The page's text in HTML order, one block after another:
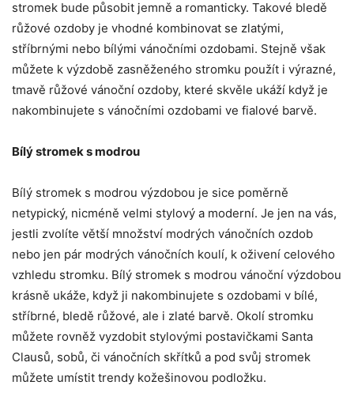
stromek bude působit jemně a romanticky. Takové bledě
růžové ozdoby je vhodné kombinovat se zlatými,
stříbrnými nebo bílými vánočními ozdobami. Stejně však
můžete k výzdobě zasněženého stromku použít i výrazné,
tmavě růžové vánoční ozdoby, které skvěle ukáží když je
nakombinujete s vánočními ozdobami ve fialové barvě.
Bílý stromek s modrou
Bílý stromek s modrou výzdobou je sice poměrně
netypický, nicméně velmi stylový a moderní. Je jen na vás,
jestli zvolíte větší množství modrých vánočních ozdob
nebo jen pár modrých vánočních koulí, k oživení celového
vzhledu stromku. Bílý stromek s modrou vánoční výzdobou
krásně ukáže, když ji nakombinujete s ozdobami v bílé,
stříbrné, bledě růžové, ale i zlaté barvě. Okolí stromku
můžete rovněž vyzdobit stylovými postavičkami Santa
Clausů, sobů, či vánočních skřítků a pod svůj stromek
můžete umístit trendy kožešinovou podložku.